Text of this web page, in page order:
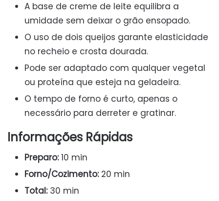
A base de creme de leite equilibra a
umidade sem deixar o grão ensopado.
O uso de dois queijos garante elasticidade
no recheio e crosta dourada.
Pode ser adaptado com qualquer vegetal
ou proteína que esteja na geladeira.
O tempo de forno é curto, apenas o
necessário para derreter e gratinar.
Informações Rápidas
Preparo:10 min
Forno/Cozimento:20 min
Total:30 min